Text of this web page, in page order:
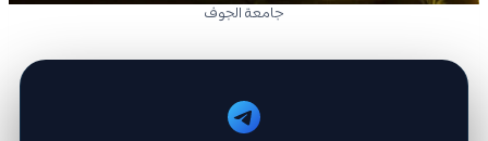
جامعة الجوف